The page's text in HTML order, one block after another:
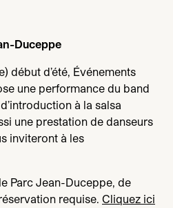
Duceppe
début d’été, Événements
une performance du band
à la salsa
une prestation de danseurs
inviteront à les
Parc Jean-Duceppe, de
requise. Cliquez ici